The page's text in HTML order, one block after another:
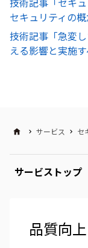
セキュリティの概
技術記事「急変
える影響と実施
サービス セ
サービストップ
品質向上